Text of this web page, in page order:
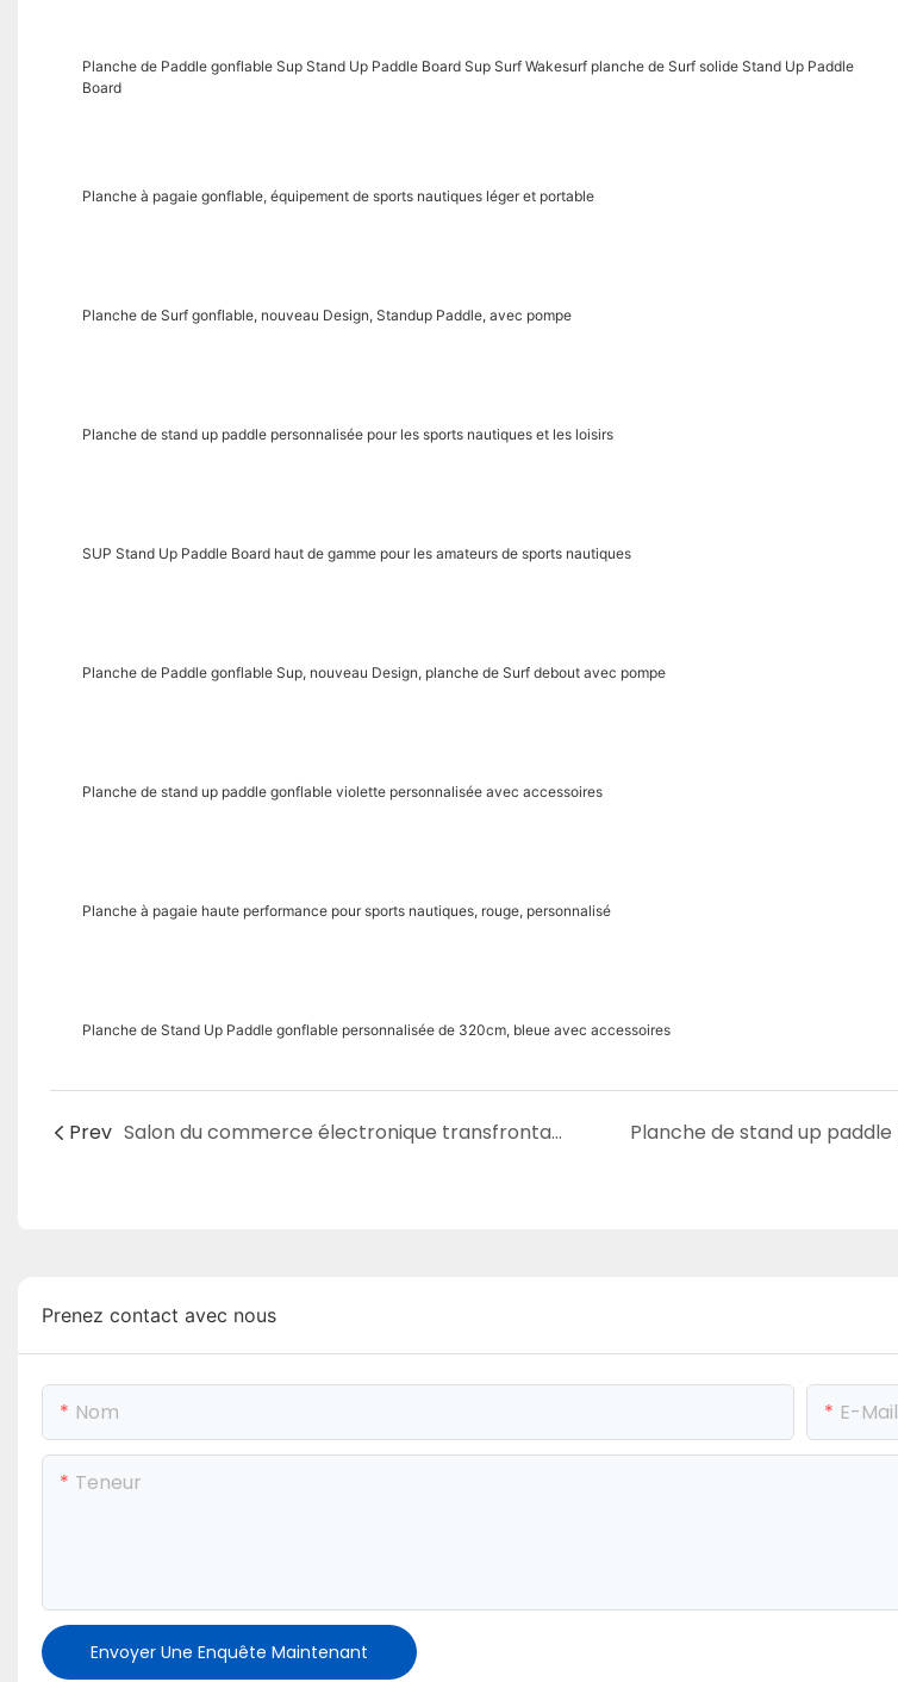
Planche de Paddle gonflable Sup Stand Up Paddle Board Sup Surf Wakesurf planche de Surf solide Stand Up Paddle
Board
Planche à pagaie gonflable, équipement de sports nautiques léger et portable
Planche de Surf gonflable, nouveau Design, Standup Paddle, avec pompe
Planche de stand up paddle personnalisée pour les sports nautiques et les loisirs
SUP Stand Up Paddle Board haut de gamme pour les amateurs de sports nautiques
Planche de Paddle gonflable Sup, nouveau Design, planche de Surf debout avec pompe
Planche de stand up paddle gonflable violette personnalisée avec accessoires
Planche à pagaie haute performance pour sports nautiques, rouge, personnalisé
Planche de Stand Up Paddle gonflable personnalisée de 320cm, bleue avec accessoires
Prev Salon du commerce électronique transfrontalier en Chine (Shenzhen) (CCBEC)
Prenez contact avec nous
Nom E-Mail
Teneur
Envoyer Une Enquête Maintenant